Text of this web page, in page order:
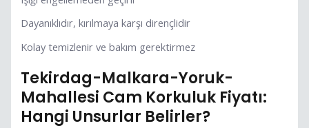
Dayanıklıdır, kırılmaya karşı dirençlidir
Kolay temizlenir ve bakım gerektirmez
Tekirdag-Malkara-Yoruk-
Mahallesi Cam Korkuluk Fiyatı:
Hangi Unsurlar Belirler?